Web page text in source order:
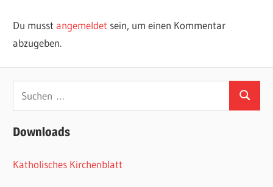
Du musstangemeldet sein, um einen Kommentar
abzugeben.
Suchen
Downloads
Katholisches Kirchenblatt